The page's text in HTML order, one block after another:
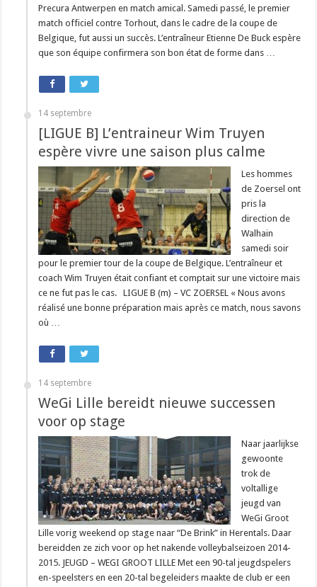
Precura Antwerpen en match amical. Samedi passé, le premier
match officiel contre Torhout, dans le cadre de la coupe de
Belgique, fut aussi un succès. L’entraîneur Etienne De Buck espère
que son équipe confirmera son bon état de forme dans …
14 septembre
[LIGUE B] L’entraineur Wim Truyen
espère vivre une saison plus calme
Les hommes
de Zoersel ont
pris la
direction de
Walhain
samedi soir
pour le premier tour de la coupe de Belgique. L’entraîneur et
coach Wim Truyen était confiant et comptait sur une victoire mais
ce ne fut pas le cas. LIGUE B (m) – VC ZOERSEL « Nous avons
réalisé une bonne préparation mais après ce match, nous savons
où …
14 septembre
WeGi Lille bereidt nieuwe successen
voor op stage
Naar jaarlijkse
gewoonte
trok de
voltallige
jeugd van
WeGi Groot
Lille vorig weekend op stage naar “De Brink” in Herentals. Daar
bereidden ze zich voor op het nakende volleybalseizoen 2014-
2015. JEUGD – WEGI GROOT LILLE Met een 90-tal jeugdspelers
en-speelsters en een 20-tal begeleiders maakte de club er een